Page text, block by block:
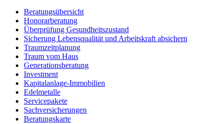
Beratungsübersicht
Honorar­beratung
Überprüfung Gesundheits­zustand
Sicherung Lebensqualität und Arbeitskraft absichern
Traumzeit­planung
Traum vom Haus
Generationsberatung
Investment
Kapitalanlage-Immobilien
Edelmetalle
Servicepakete
Sachversicherungen
Beratungskarte